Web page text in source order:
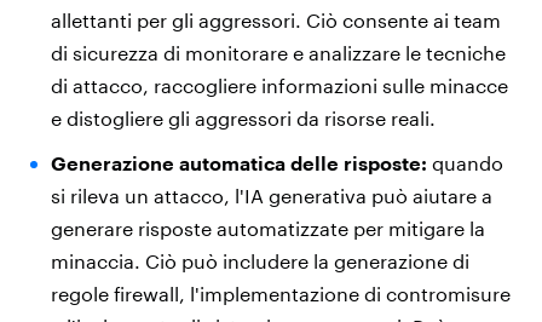
allettanti per gli aggressori. Ciò consente ai team
di sicurezza di monitorare e analizzare le tecniche
di attacco, raccogliere informazioni sulle minacce
e distogliere gli aggressori da risorse reali.
Generazione automatica delle risposte: quando
si rileva un attacco, l'IA generativa può aiutare a
generare risposte automatizzate per mitigare la
minaccia. Ciò può includere la generazione di
regole firewall, l'implementazione di contromisure